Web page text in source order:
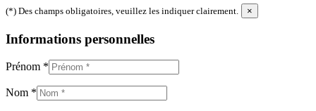
(*) Des champs obligatoires, veuillez les indiquer clairement. ×
Informations personnelles
Prénom *
Nom *